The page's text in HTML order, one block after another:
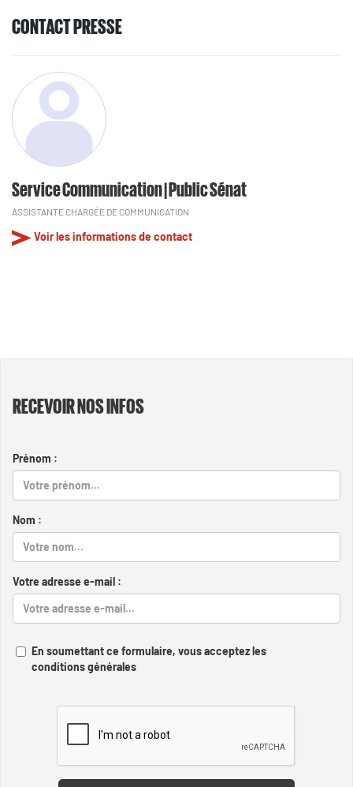
CONTACT PRESSE
Service Communication | Public Sénat
ASSISTANTE CHARGÉE DE COMMUNICATION
Voir les informations de contact
RECEVOIR NOS INFOS
Prénom :
Nom :
Votre adresse e-mail :
En soumettant ce formulaire, vous acceptez les
conditions générales